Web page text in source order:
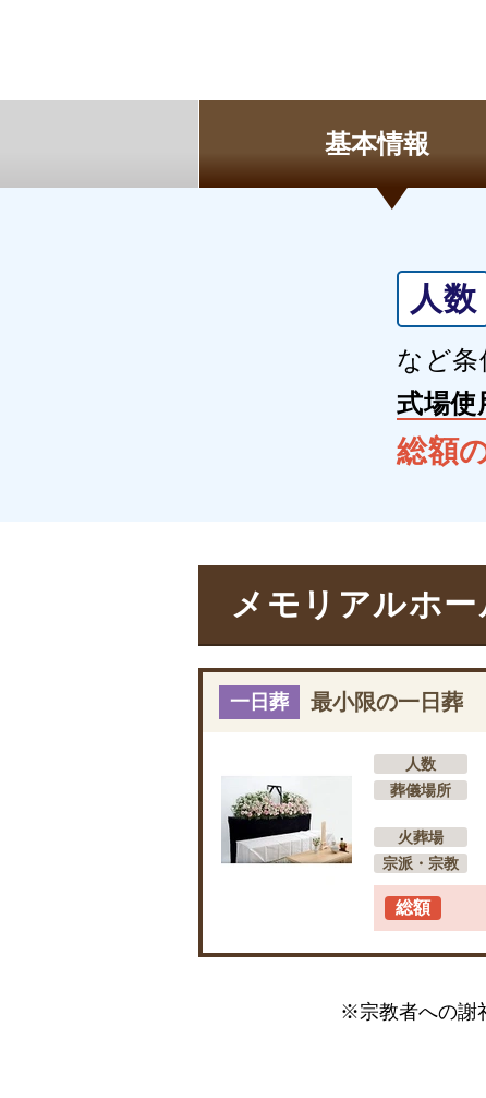
基本情報
人数
など条
式場使
総額
メモリアルホ
一日葬 最小限の一日葬
人数
葬儀場所
火葬場
宗派・宗教
総額
※宗教者への謝